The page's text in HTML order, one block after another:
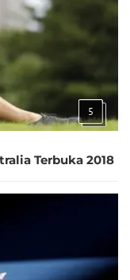
5
Terbuka 2018